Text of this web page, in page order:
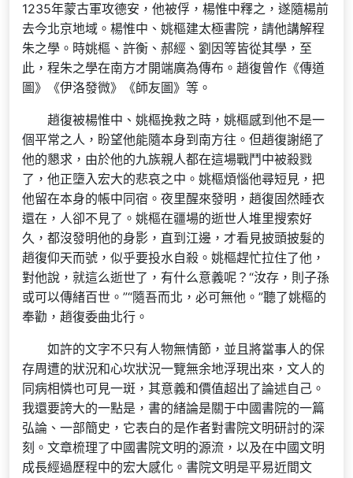
1235年蒙古軍攻德安，他被俘，楊惟中釋之，遂隨楊前
去今北京地域。楊惟中、姚樞建太極書院，請他講解程
朱之學。時姚樞、許衡、郝經、劉因等皆從其學，至
此，程朱之學在南方才開端廣為傳布。趙復曾作《傳道
圖》《伊洛發微》《師友圖》等。
趙復被楊惟中、姚樞挽救之時，姚樞感到他不是一
個平常之人，盼望他能隨本身到南方往。但趙復謝絕了
他的懇求，由於他的九族親人都在這場戰鬥中被殺戮
了，他正墮入宏大的悲哀之中。姚樞煩惱他尋短見，把
他留在本身的帳中同宿。夜里醒來發明，趙復固然睡衣
還在，人卻不見了。姚樞在疆場的逝世人堆里搜索好
久，都沒發明他的身影，直到江邊，才看見披頭披髮的
趙復仰天而號，似乎要投水自殺。姚樞趕忙拉住了他，
對他說，就這么逝世了，有什么意義呢？“汝存，則子孫
或可以傳緒百世。”“隨吾而北，必可無他。”聽了姚樞的
奉勸，趙復委曲北行。
如許的文字不只有人物無情節，並且將當事人的保
存周遭的狀況和心坎狀況一覽無余地浮現出來，文人的
同病相憐也可見一斑，其意義和價值超出了論述自己。
我還要誇大的一點是，書的緒論是關于中國書院的一篇
弘論、一部簡史，它表白的是作者對書院文明研討的深
刻。文章梳理了中國書院文明的源流，以及在中國文明
成長經過歷程中的宏大感化。書院文明是平易近間文